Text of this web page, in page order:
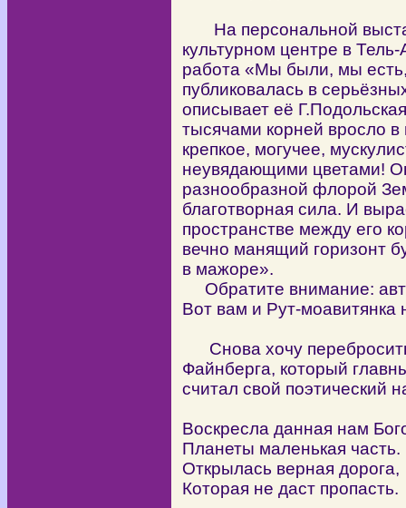
На персональной
культурном центре в
работа «Мы были, мы
публиковалась в
описывает её
тысячами корней вросло
крепкое, могучее,
неувядающими цветами!
разнообразной флорой
благотворная сила. И
пространстве между его
вечно манящий горизонт
в мажоре».
Обратите внимание:
Вот вам и Рут-моавитянка
Снова хочу
Файнберга, который
считал свой поэтический
Воскресла данная нам
Планеты маленькая часть.
Открылась верная дорога,
Которая не даст пропасть.